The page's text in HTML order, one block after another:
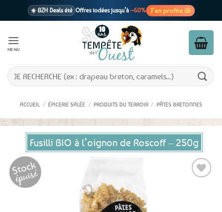
☀️ BZH Deals été Offres iodées jusqu’à –60% J’en profite 🐚
1 cadeau offertdès 39€ d’achats
En point relais dès 3,95€ seulement
MENU
Recherche
pour :
ACCUEIL / ÉPICERIE SALÉE / PRODUITS DU TERROIR / PÂTES BRETONNES
Fusilli BIO à l’oignon de Roscoff – 250g